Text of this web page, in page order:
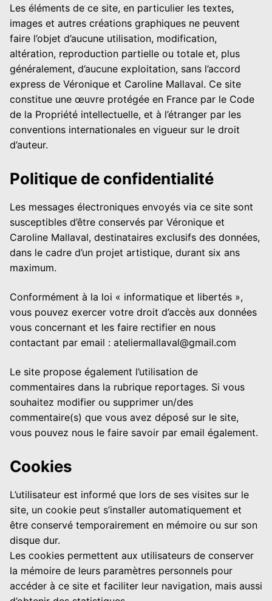
Les éléments de ce site, en particulier les textes,
images et autres créations graphiques ne peuvent
faire l’objet d’aucune utilisation, modification,
altération, reproduction partielle ou totale et, plus
généralement, d’aucune exploitation, sans l’accord
express de Véronique et Caroline Mallaval. Ce site
constitue une œuvre protégée en France par le Code
de la Propriété intellectuelle, et à l’étranger par les
conventions internationales en vigueur sur le droit
d’auteur.
Politique de confidentialité
Les messages électroniques envoyés via ce site sont
susceptibles d’être conservés par Véronique et
Caroline Mallaval, destinataires exclusifs des données,
dans le cadre d’un projet artistique, durant six ans
maximum.
Conformément à la loi « informatique et libertés »,
vous pouvez exercer votre droit d’accès aux données
vous concernant et les faire rectifier en nous
contactant par email : ateliermallaval@gmail.com
Le site propose également l’utilisation de
commentaires dans la rubrique reportages. Si vous
souhaitez modifier ou supprimer un/des
commentaire(s) que vous avez déposé sur le site,
vous pouvez nous le faire savoir par email également.
Cookies
L’utilisateur est informé que lors de ses visites sur le
site, un cookie peut s’installer automatiquement et
être conservé temporairement en mémoire ou sur son
disque dur.
Les cookies permettent aux utilisateurs de conserver
la mémoire de leurs paramètres personnels pour
accéder à ce site et faciliter leur navigation, mais aussi